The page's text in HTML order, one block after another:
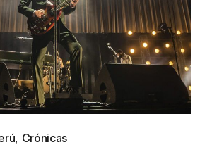
, Crónicas